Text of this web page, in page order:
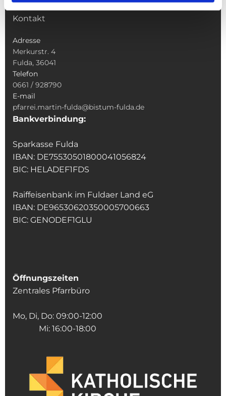
Kontakt
Adresse
Merkurstr. 4
Fulda, 36041
Telefon
0661 / 928790
E-mail
pfarrei.martin-fulda@bistum-fulda.de
Bankverbindung:
Sparkasse Fulda
IBAN: DE75530501800041056824
BIC: HELADEF1FDS
Raiffeisenbank im Fuldaer Land eG
IBAN: DE96530620350005700663
BIC: GENODEF1GLU
Öffnungszeiten
Zentrales Pfarrbüro
Mo, Di, Do: 09:00-12:00
Mi: 16:00-18:00